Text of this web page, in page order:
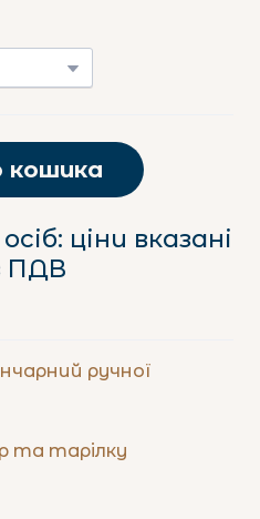
кошика
ціни вказані
ПДВ
ручної
та тарілку